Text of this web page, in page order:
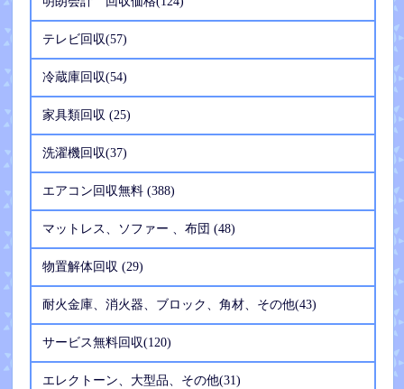
テレビ回収(57)
冷蔵庫回収(54)
家具類回収 (25)
洗濯機回収(37)
エアコン回収無料 (388)
マットレス、ソファー 、布団 (48)
物置解体回収 (29)
耐火金庫、消火器、ブロック、角材、その他(43)
サービス無料回収(120)
エレクトーン、大型品、その他(31)